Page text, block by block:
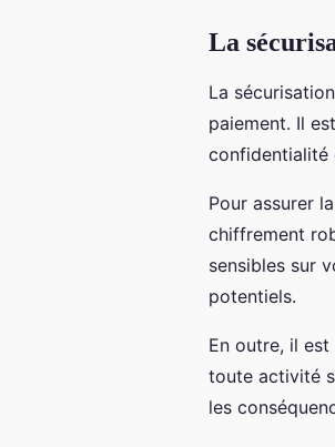
La
La
paiement. Il
confidentialité
Pour assurer
chiffrement
sensibles sur
potentiels.
En outre, il
toute activité
les